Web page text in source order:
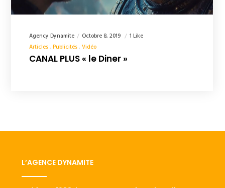
Agency Dynamite Octobre 8, 2019
1 Like
Articles Publicités Vidéo
CANAL PLUS « le Diner »
L’AGENCE DYNAMITE